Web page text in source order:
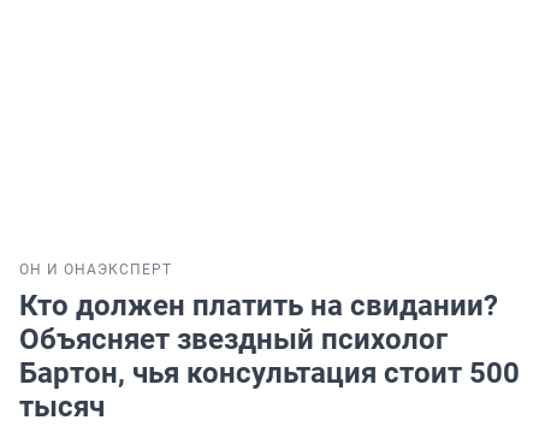
ОН И ОНАЭКСПЕРТ
Кто должен платить на свидании?
Объясняет звездный психолог
Бартон, чья консультация стоит 500
тысяч